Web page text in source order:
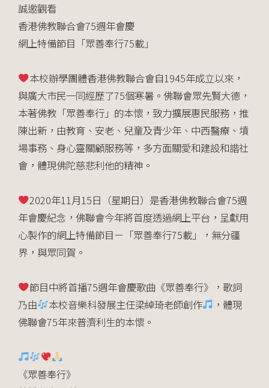
誠邀觀看
香港佛教聯合會75週年會慶
網上特備節目「眾善奉行75載」
本校辦學團體香港佛教聯合會自1945年成立以來，
與廣大市民一同經歷了75個寒暑。佛聯會眾先賢大德，
本著佛教「眾善奉行」的本懷，致力擴展惠民服務，推
陳出新，由教育、安老、兒童及青少年、中西醫療、墳
場事務、身心靈關顧服務等，多方面關愛和建設和諧社
會，體現佛陀慈悲利他的精神。
2020年11月15日（星期日）是香港佛教聯合會75週
年會慶紀念，佛聯會今年將首度透過網上平台，呈獻用
心製作的網上特備節目－「眾善奉行75載」，無分疆
界，與眾同賀。
節目中將首播75週年會慶歌曲《眾善奉行》，歌詞
乃由
本校音樂科發展主任梁綽琦老師創作
，體現
佛聯會75年來普濟利生的本懷。
《眾善奉行》